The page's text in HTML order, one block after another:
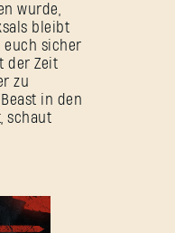
wurde,
bleibt
euch sicher
der Zeit
zu
in den
schaut